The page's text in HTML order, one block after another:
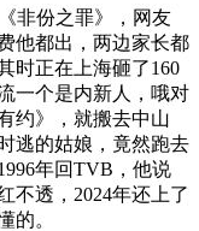
非份之罪》，网友
他都出，两边家长都
时正在上海砸了160
一个是内新人，哦对
约》，就搬去中山
逃的姑娘，竟然跑去
年回TVB，他说
不透，2024年还上了
的。